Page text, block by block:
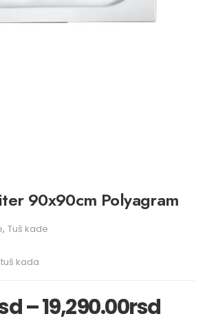
90x90cm Polyagram
, Tuš kade
kada
–19,290.00rsd